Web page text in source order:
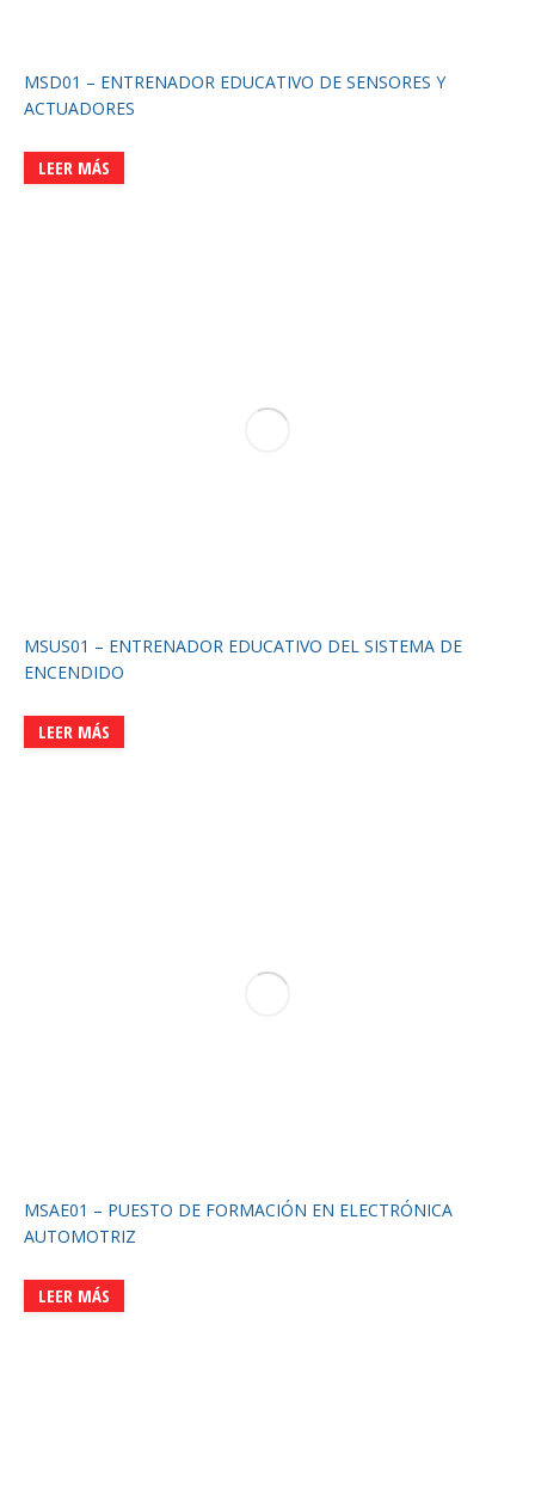
MSD01 – ENTRENADOR EDUCATIVO DE SENSORES Y
ACTUADORES
LEER MÁS
MSUS01 – ENTRENADOR EDUCATIVO DEL SISTEMA DE
ENCENDIDO
LEER MÁS
MSAE01 – PUESTO DE FORMACIÓN EN ELECTRÓNICA
AUTOMOTRIZ
LEER MÁS